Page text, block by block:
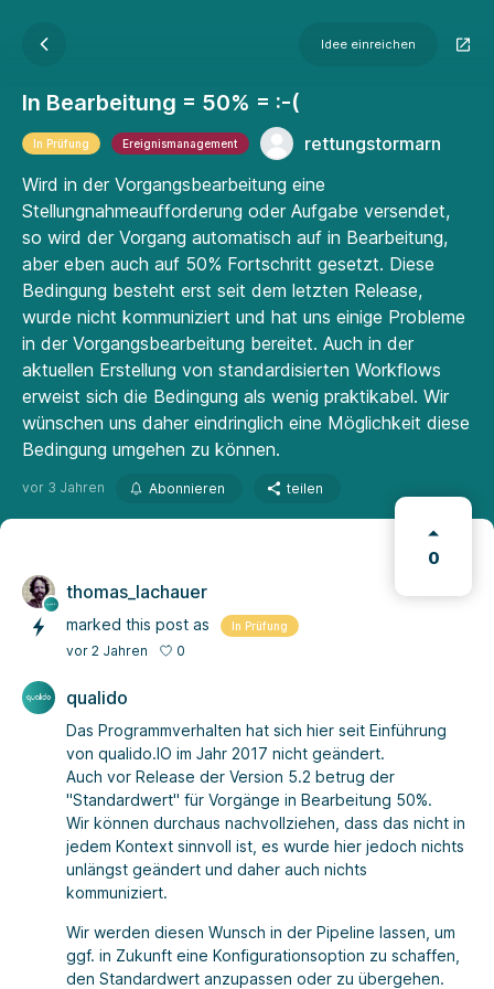
Idee einreichen
In Bearbeitung = 50% = :-(
In Prüfung Ereignismanagement
rettungstormarn
Wird in der Vorgangsbearbeitung eine
Stellungnahmeaufforderung oder Aufgabe versendet,
so wird der Vorgang automatisch auf in Bearbeitung,
aber eben auch auf 50% Fortschritt gesetzt. Diese
Bedingung besteht erst seit dem letzten Release,
wurde nicht kommuniziert und hat uns einige Probleme
in der Vorgangsbearbeitung bereitet. Auch in der
aktuellen Erstellung von standardisierten Workflows
erweist sich die Bedingung als wenig praktikabel. Wir
wünschen uns daher eindringlich eine Möglichkeit diese
Bedingung umgehen zu können.
vor 3 Jahren Abonnieren teilen
0
thomas_lachauer
marked this post as In Prüfung
vor 2 Jahren 0
qualido
Das Programmverhalten hat sich hier seit Einführung
von qualido.IO im Jahr 2017 nicht geändert.
Auch vor Release der Version 5.2 betrug der
"Standardwert" für Vorgänge in Bearbeitung 50%.
Wir können durchaus nachvollziehen, dass das nicht in
jedem Kontext sinnvoll ist, es wurde hier jedoch nichts
unlängst geändert und daher auch nichts
kommuniziert.
Wir werden diesen Wunsch in der Pipeline lassen, um
ggf. in Zukunft eine Konfigurationsoption zu schaffen,
den Standardwert anzupassen oder zu übergehen.